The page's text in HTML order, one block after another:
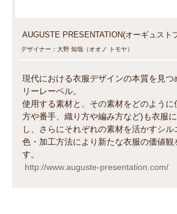
AUGUSTE PRESENTATION(オーギュスト
デザイナー：大野 知哉（オオノ トモヤ）
現代における衣服デザインの本質を見つ
リーレーベル。
使用する素材と、その素材をどのように
方や番手、織り方や編み方など)も衣服
し、さらにそれぞれの素材を活かすシ
色・加工方法により新たな衣服の価値観
す。
http://www.auguste-presentation.com/